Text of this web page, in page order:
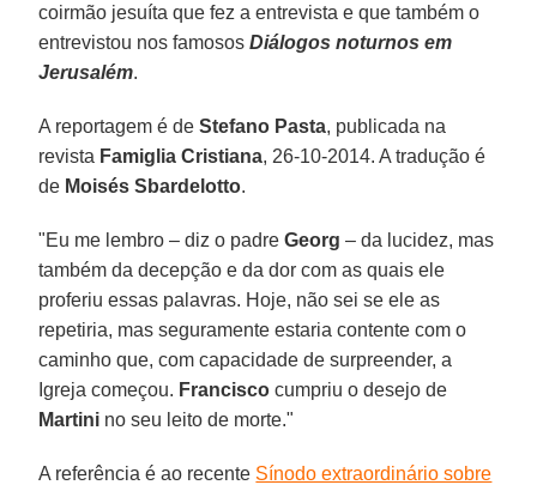
coirmão jesuíta que fez a entrevista e que também o
entrevistou nos famososDiálogos noturnos em
Jerusalém.
A reportagem é deStefano Pasta, publicada na
revista Famiglia Cristiana, 26-10-2014. A tradução é
de Moisés Sbardelotto.
"Eu me lembro – diz o padreGeorg – da lucidez, mas
também da decepção e da dor com as quais ele
proferiu essas palavras. Hoje, não sei se ele as
repetiria, mas seguramente estaria contente com o
caminho que, com capacidade de surpreender, a
Igreja começou. Francisco cumpriu o desejo de
Martini no seu leito de morte."
A referência é ao recente Sínodo extraordinário sobre